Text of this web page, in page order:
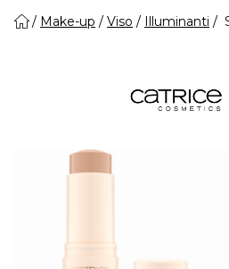
Make-up Viso Illuminanti